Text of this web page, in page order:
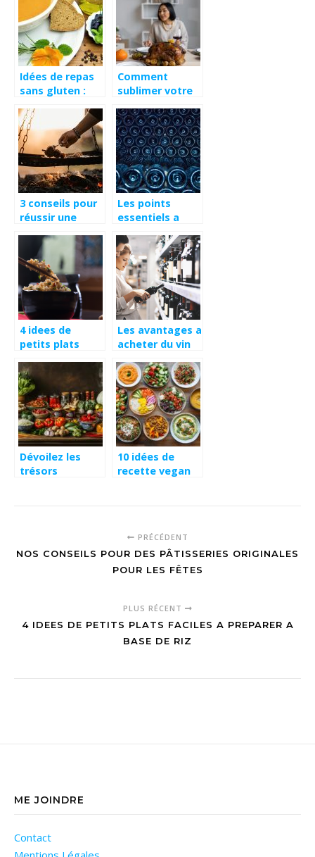
Idées de repas
sans gluten :
déjeuner, dîner
Comment
sublimer votre
3 conseils pour
réussir une
chaleur directe
Les points
essentiels a
compte pour
une bonne
conservation de
son vin
4 idees de
petits plats
preparer a base
de riz
Les avantages a
acheter du vin
spiritueux dans
une boutique de
produits
regionaux et
caviste
Dévoilez les
trésors
10 idées de
recette vegan
PRÉCÉDENT
NOS CONSEILS POUR DES PÂTISSERIES ORIGINALES
POUR LES FÊTES
PLUS RÉCENT
4 IDEES DE PETITS PLATS FACILES A PREPARER A
BASE DE RIZ
ME JOINDRE
Contact